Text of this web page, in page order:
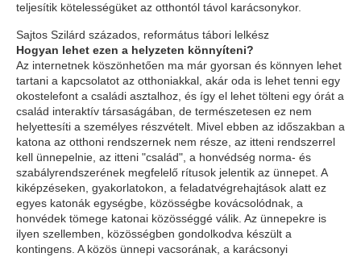
teljesítik kötelességüket az otthontól távol karácsonykor.
Sajtos Szilárd százados, református tábori lelkész
Hogyan lehet ezen a helyzeten könnyíteni?
Az internetnek köszönhetően ma már gyorsan és könnyen lehet
tartani a kapcsolatot az otthoniakkal, akár oda is lehet tenni egy
okostelefont a családi asztalhoz, és így el lehet tölteni egy órát a
család interaktív társaságában, de természetesen ez nem
helyettesíti a személyes részvételt. Mivel ebben az időszakban a
katona az otthoni rendszernek nem része, az itteni rendszerrel
kell ünnepelnie, az itteni "család", a honvédség norma- és
szabályrendszerének megfelelő rítusok jelentik az ünnepet. A
kiképzéseken, gyakorlatokon, a feladatvégrehajtások alatt ez
egyes katonák egységbe, közösségbe kovácsolódnak, a
honvédek tömege katonai közösséggé válik. Az ünnepekre is
ilyen szellemben, közösségben gondolkodva készült a
kontingens. A közös ünnepi vacsorának, a karácsonyi